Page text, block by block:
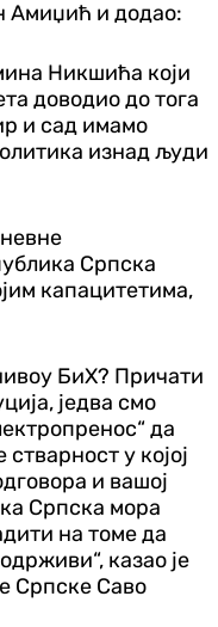
Амиџић и додао:
Никшића који
доводио до тога
и сад имамо
изнад људи
Српска
капацитетима,
БиХ? Причати
једва смо
да
у којој
и вашој
Српска мора
на томе да
казао је
Српске Саво